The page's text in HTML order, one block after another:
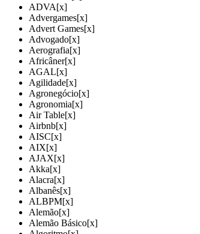
ADVA[x]
Advergames[x]
Advert Games[x]
Advogado[x]
Aerografia[x]
Africâner[x]
AGAL[x]
Agilidade[x]
Agronegócio[x]
Agronomia[x]
Air Table[x]
Airbnb[x]
AISC[x]
AIX[x]
AJAX[x]
Akka[x]
Alacra[x]
Albanês[x]
ALBPM[x]
Alemão[x]
Alemão Básico[x]